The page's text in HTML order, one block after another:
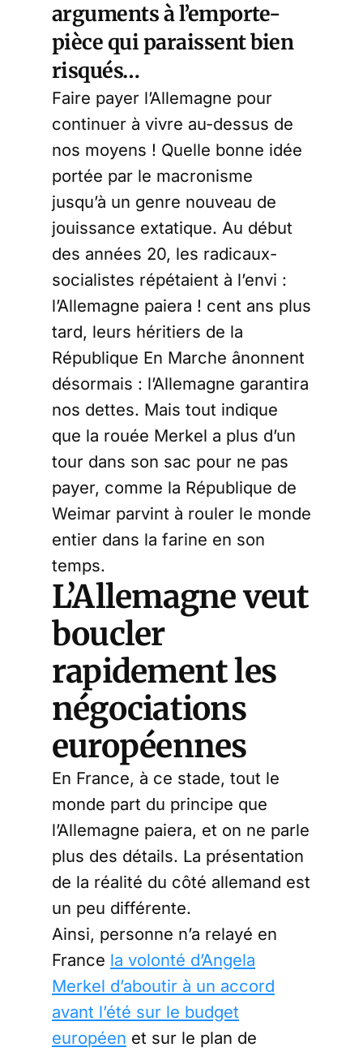
arguments à l’emporte-
pièce qui paraissent bien
risqués…
Faire payer l’Allemagne pour
continuer à vivre au-dessus de
nos moyens ! Quelle bonne idée
portée par le macronisme
jusqu’à un genre nouveau de
jouissance extatique. Au début
des années 20, les radicaux-
socialistes répétaient à l’envi :
l’Allemagne paiera ! cent ans plus
tard, leurs héritiers de la
République En Marche ânonnent
désormais : l’Allemagne garantira
nos dettes. Mais tout indique
que la rouée Merkel a plus d’un
tour dans son sac pour ne pas
payer, comme la République de
Weimar parvint à rouler le monde
entier dans la farine en son
temps.
L’Allemagne veut
boucler
rapidement les
négociations
européennes
En France, à ce stade, tout le
monde part du principe que
l’Allemagne paiera, et on ne parle
plus des détails. La présentation
de la réalité du côté allemand est
un peu différente.
Ainsi, personne n’a relayé en
France la volonté d’Angela
Merkel d’aboutir à un accord
avant l’été sur le budget
européen et sur le plan de